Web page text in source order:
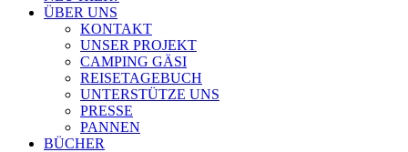
ÜBER UNS
KONTAKT
UNSER PROJEKT
CAMPING GÄSI
REISETAGEBUCH
UNTERSTÜTZE UNS
PRESSE
PANNEN
BÜCHER